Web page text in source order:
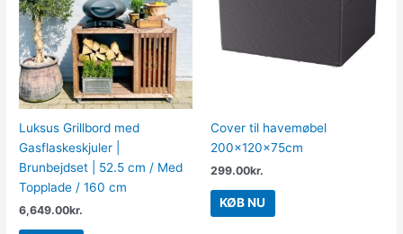
Luksus Grillbord med
Gasflaskeskjuler |
Brunbejdset | 52.5 cm / Med
Topplade / 160 cm
6,649.00kr.
Cover til havemøbel
200x120x75cm
299.00kr.
KØB NU